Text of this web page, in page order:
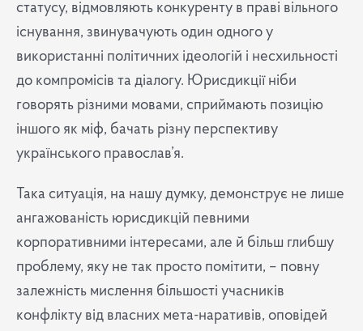
статусу, відмовляють конкуренту в праві вільного
існування, звинувачують один одного у
використанні політичних ідеологій і несхильності
до компромісів та діалогу. Юрисдикції ніби
говорять різними мовами, сприймають позицію
іншого як міф, бачать різну перспективу
українського православ’я.
Така ситуація, на нашу думку, демонструє не лише
ангажованість юрисдикцій певними
корпоративними інтересами, але й більш глибшу
проблему, яку не так просто помітити, – повну
залежність мислення більшості учасників
конфлікту від власних мета-наративів, оповідей